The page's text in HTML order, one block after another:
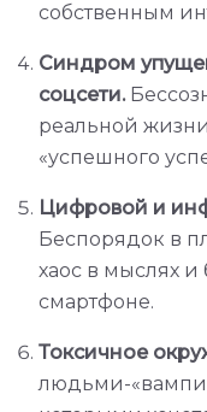
собственным
Синдром
соцсети.
реальной
«успешного
Цифровой и
Беспорядок в
хаос в мыслях
смартфоне.
Токсичное
людьми-